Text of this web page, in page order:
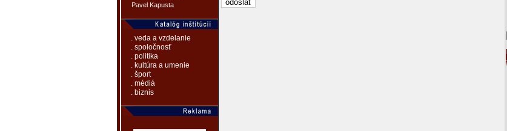
Pavel Kapusta
. veda a vzdelanie
. spoločnosť
. politika
. kultúra a umenie
. šport
. médiá
. biznis